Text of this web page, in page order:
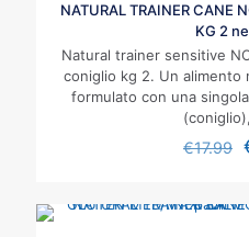
NATURAL TRAINER CANE
KG 2
Natural trainer sensitive
coniglio kg 2. Un alimento
formulato con una
€17.99